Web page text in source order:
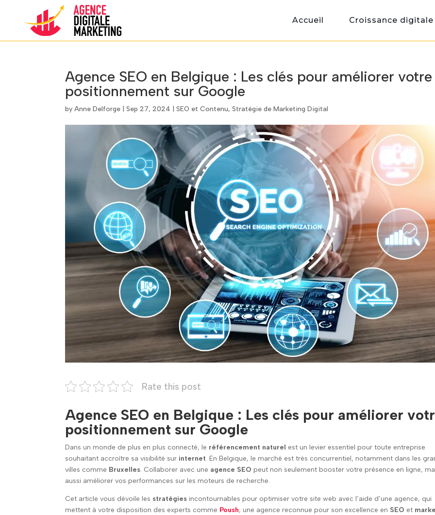
Accueil Croissance digitale
Agence SEO en Belgique : Les clés pour améliorer votre
positionnement sur Google
byAnne Delforge |Sep 27, 2024 |SEO et Contenu,Stratégie de Marketing Digital
Rate this post
Agence SEO en Belgique : Les clés pour améliorer
positionnement sur Google
Dans un monde de plus en plus connecté, le référencement naturel est un levier essentiel pour toute entreprise
souhaitant accroître sa visibilité sur internet. En Belgique, le marché est très concurrentiel, notamment dans les
villes comme Bruxelles. Collaborer avec une agence SEO peut non seulement booster votre présence en ligne,
aussi améliorer vos performances sur les moteurs de recherche.
Cet article vous dévoile les stratégies incontournables pour optimiser votre site web avec l’aide d’une agence, qui
mettent à votre disposition des experts comme Poush, une agence reconnue pour son excellence en SEO et